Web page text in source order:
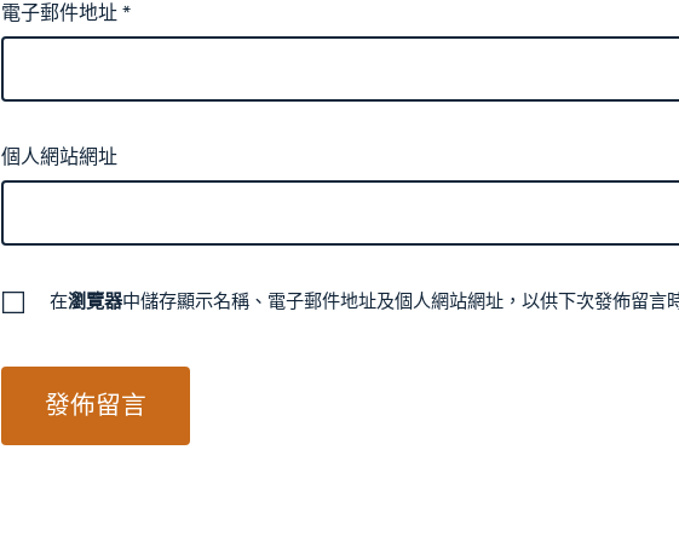
電子郵件地址*
個人網站網址
在瀏覽器中儲存顯示名稱、電子郵件地址及個人網站網址，以供下次發佈留言